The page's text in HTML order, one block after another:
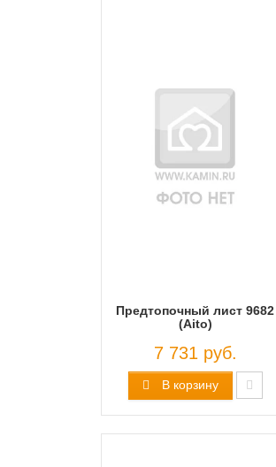
Предтопочный лист 9682
(Aito)
7 731 руб.
В корзину